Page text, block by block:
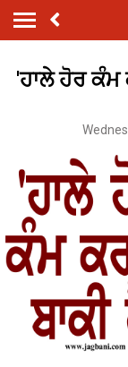
'ਹਾਲੇ ਹੋਰ ਕੰਮ